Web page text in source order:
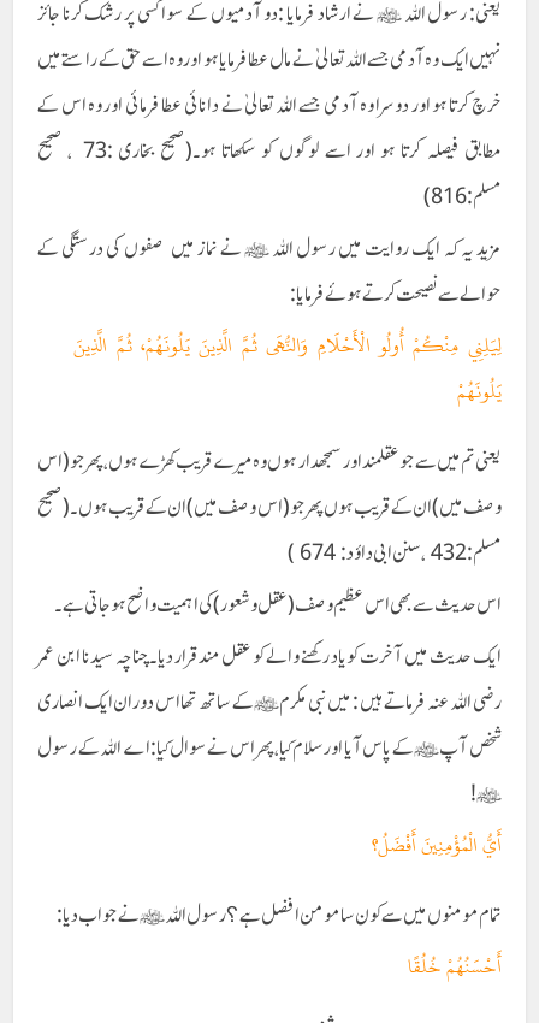
یعنی: رسول اللہ ﷺ نے ارشاد فرمایا :دو آدمیوں کے سوا کسی پر رشک کرنا جائز
نہیں ایک وہ آدمی جسے اللہ تعالیٰ نے مال عطا فرمایا ہو اور وہ اسے حق کے راستے میں
خرچ کرتا ہو اور دوسرا وہ آدمی جسے اللہ تعالیٰ نے دانائی عطا فرمائی اور وہ اس کے
مطابق فیصلہ کرتا ہو اور اسے لوگوں کو سکھاتا ہو۔(صحیح بخاری :73 ، صحیح
مسلم:816)
مزید یہ کہ ایک روایت میں رسول اللہ ﷺ نے نماز میں صفوں کی درستگی کے
حوالے سے نصیحت کرتے ہوئےفرمایا:
لِيَلِنِي مِنْكُمْ أُولُو الْأَحْلَامِ وَالنُّهَى ثُمَّ الَّذِينَ يَلُونَهُمْ، ثُمَّ الَّذِينَ
يَلُونَهُمْ
یعنی تم میں سے جو عقلمند اور سمجھدار ہوں وہ میرے قریب کھڑے ہوں، پھر جو(اس
وصف میں )ان کے قریب ہوں پھر جو(اس وصف میں ) ان کے قریب ہوں ۔(صحیح
مسلم :432 ،سنن ابی داؤد: 674 )
اس حدیث سے بھی اس عظیم وصف (عقل و شعور ) کی اہمیت واضح ہوجاتی ہے۔
ایک حدیث میں آخرت کو یاد رکھنے والے کو عقل مند قرار دیا۔چناچہ سیدنا ابن عمر
رضی اللہ عنہ فرماتے ہیں : میں نبی مکرمﷺ کے ساتھ تھا اس دوران ایک انصاری
شخص آپ ﷺکے پاس آیا اور سلام کیا ،پھر اس نے سوال کیا: اے اللہ کے رسول
ﷺ!
أَيُّ الْمُؤْمِنِينَ أَفْضَلُ؟
تمام مومنوں میں سےکون سا مومن افضل ہے؟ رسول اللہ ﷺ نے جواب دیا:
أَحْسَنُهُمْ خُلُقًا